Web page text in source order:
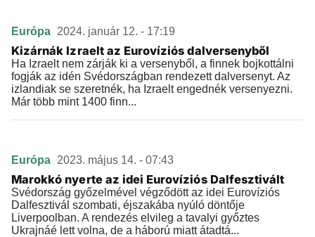
Európa 2024. január 12. - 17:19
Kizárnák Izraelt az Eurovíziós dalversenyből
Ha Izraelt nem zárják ki a versenyből, a finnek bojkottálni
fogják az idén Svédországban rendezett dalversenyt. Az
izlandiak se szeretnék, ha Izraelt engednék versenyezni.
Már több mint 1400 finn...
Európa 2023. május 14. - 07:43
Marokkó nyerte az idei Eurovíziós Dalfesztivált
Svédország győzelmével végződött az idei Eurovíziós
Dalfesztivál szombati, éjszakába nyúló döntője
Liverpoolban. A rendezés elvileg a tavalyi győztes
Ukrajnáé lett volna, de a háború miatt átadtá...